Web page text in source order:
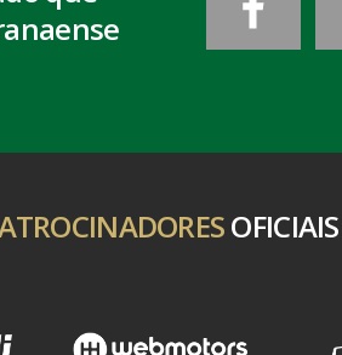
OFICIAIS